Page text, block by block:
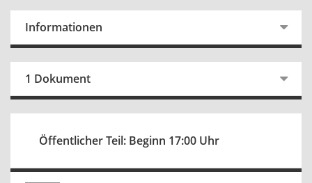
Informationen
1 Dokument
Öffentlicher Teil: Beginn 17:00 Uhr